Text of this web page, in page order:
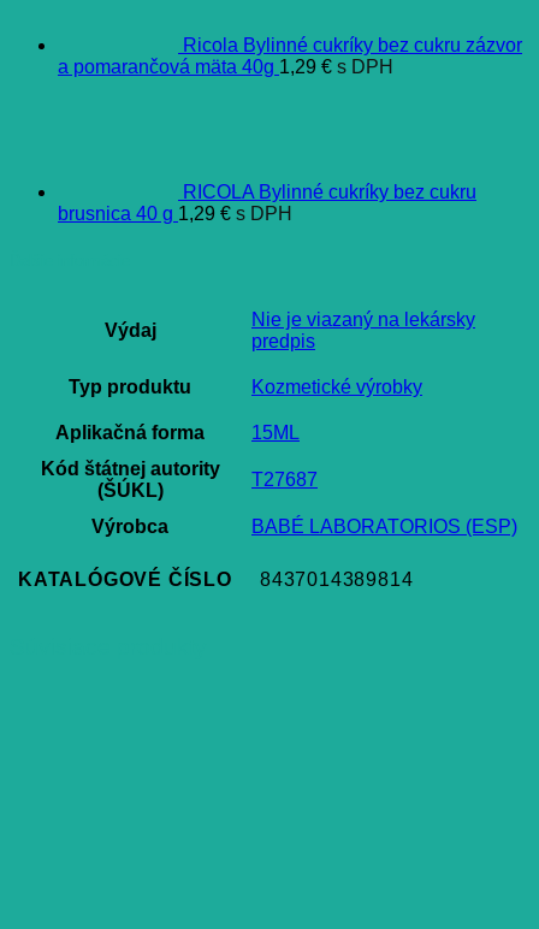
Ricola Bylinné cukríky bez cukru zázvor
a pomarančová mäta 40g 1,29 € s DPH
RICOLA Bylinné cukríky bez cukru
brusnica 40 g 1,29 € s DPH
Výdaj
Nie je viazaný na lekársky
predpis
Typ produktu Kozmetické výrobky
Aplikačná forma
15ML
Kód štátnej autority
(ŠÚKL)
T27687
Výrobca BABÉ LABORATORIOS (ESP)
KATALÓGOVÉ ČÍSLO 8437014389814